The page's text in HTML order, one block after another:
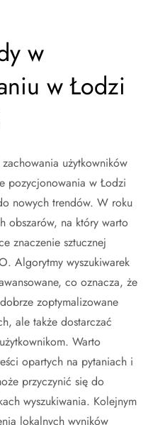
w
w Łodzi
użytkowników
pozycjonowania w Łodzi
nowych trendów. W roku
obszarów, na który warto
znaczenie sztucznej
Algorytmy wyszukiwarek
co oznacza, że
zoptymalizowane
ale także dostarczać
Warto
opartych na pytaniach i
przyczynić się do
wyszukiwania. Kolejnym
lokalnych wyników